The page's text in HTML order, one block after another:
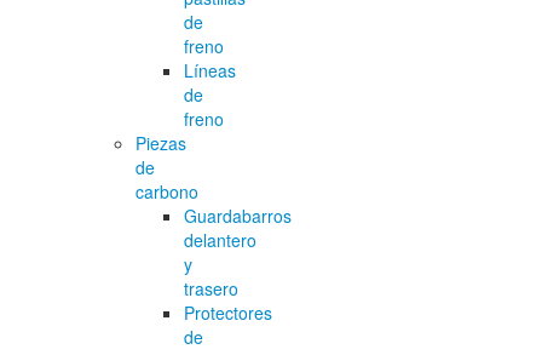
de
freno
Líneas
de
freno
Piezas
de
carbono
Guardabarros
delantero
y
trasero
Protectores
de